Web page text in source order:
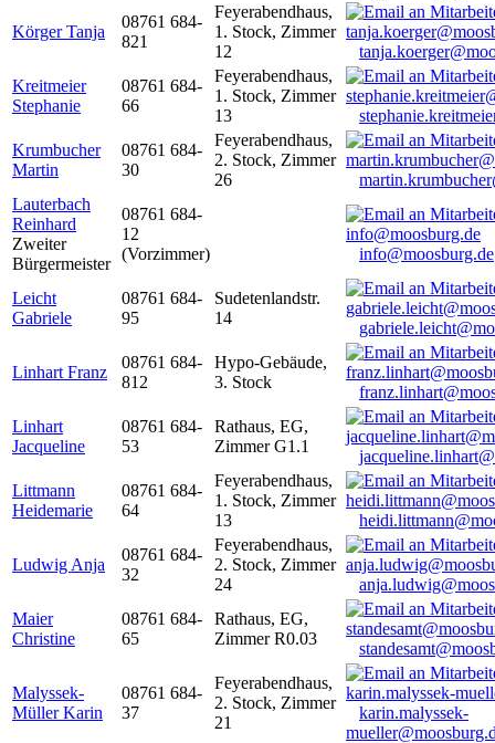
Körger Tanja
08761 684-
821
Feyerabendhaus,
1. Stock, Zimmer
12
Kreitmeier
Stephanie
08761 684-
66
Feyerabendhaus,
1. Stock, Zimmer
13
Krumbucher
Martin
08761 684-
30
Feyerabendhaus,
2. Stock, Zimmer
26
Lauterbach
Reinhard
Zweiter
Bürgermeister
08761 684-
12
(Vorzimmer)
info@moosburg.de
Leicht
Gabriele
08761 684-
95
Sudetenlandstr.
14
Linhart Franz
08761 684-
812
Hypo-Gebäude,
3. Stock
Linhart
Jacqueline
08761 684-
53
Rathaus, EG,
Zimmer G1.1
Littmann
Heidemarie
08761 684-
64
Feyerabendhaus,
1. Stock, Zimmer
13
Ludwig Anja
08761 684-
32
Feyerabendhaus,
2. Stock, Zimmer
24
Maier
Christine
08761 684-
65
Rathaus, EG,
Zimmer R0.03
Malyssek-
Müller Karin
08761 684-
37
Feyerabendhaus,
2. Stock, Zimmer
21
karin.malyssek-